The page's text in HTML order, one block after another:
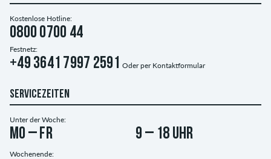
Kostenlose Hotline:
0800 0700 44
Festnetz:
+49 3641 7997 2591 Oder per Kontaktformular
SERVICEZEITEN
Unter der Woche:
Mo – Fr 9 – 18 Uhr
Wochenende: